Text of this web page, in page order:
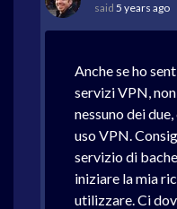
said 5 years ago
Anche se ho
servizi VPN,
nessuno dei
uso VPN.
servizio di
iniziare la mia
utilizzare. Ci